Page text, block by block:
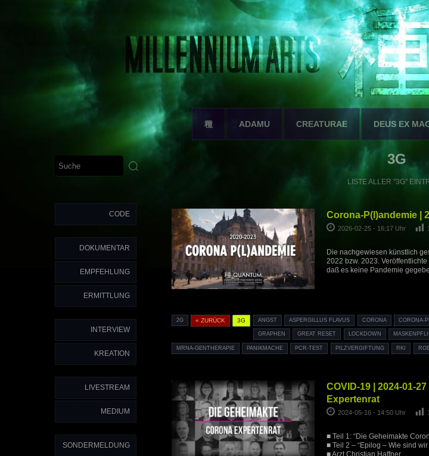
種 ADAMU CREATURAE DEUS EX
CODE
DOKUMENTAR
EMPFEHLUNG
ERMITTLUNG
INTERVIEW
KREATION
LIVESTREAM
MEDIUM
SONDERMELDUNG
3G
LISTE ALLER "3G"
Corona-P(l)andemie |
2026-02-25 - 16:17 Uhr
Die nachgewiesen künstlich
2022 bzw. 2023.
daß es keine Pandemie
2G « ZURÜCK 3G ANGST ASPERGILLUS FLAVUS CORONA CORONA-
GRAPHEN GREAT RESET LOCKDOWN
MRNA-GENTHERAPIE PANIKMACHE PCR-TEST PILZVERGIFTUNG RKI
COVID-19 | 2024-01-
Expertenrat
2024-05-16 - 14:50 Uhr
■ Teil 1: “Die Geheimakte
■ Teil 2 – “Epilog – Wie sind